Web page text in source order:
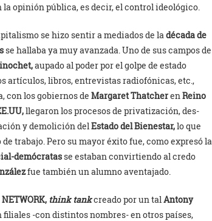
opinión pública, es decir, el control ideológico.
se hizo sentir a mediados de la década de
se hallaba ya muy avanzada. Uno de sus campos de
aupado al poder por el golpe de estado
artículos, libros, entrevistas radiofónicas, etc.,
con los gobiernos de Margaret Thatcheren Reino
llegaron los procesos de privatización, des-
y demolición del Estado del Bienestar,lo que
trabajo. Pero su mayor éxito fue, como expresó la
demócratasse estaban convirtiendo al credo
fue también un alumno aventajado.
think tankcreado por un tal Antony
-con distintos nombres- en otros países,